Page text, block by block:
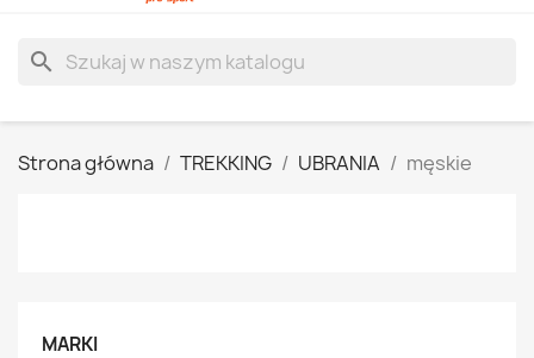
search
Strona główna TREKKING UBRANIA męskie
MARKI